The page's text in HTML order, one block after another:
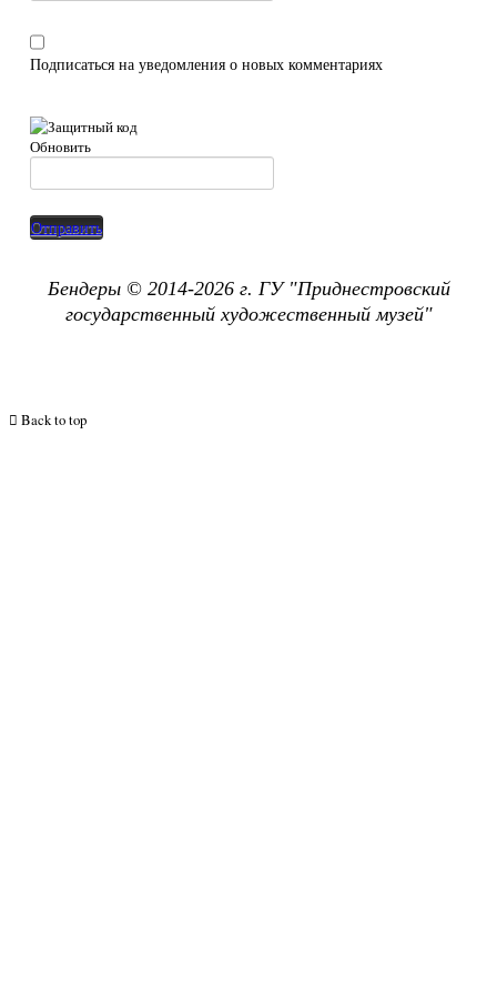
Подписаться на уведомления о новых комментариях
Обновить
Отправить
Бендеры © 2014-2026 г. ГУ "Приднестровский
государственный художественный музей"
Back to top